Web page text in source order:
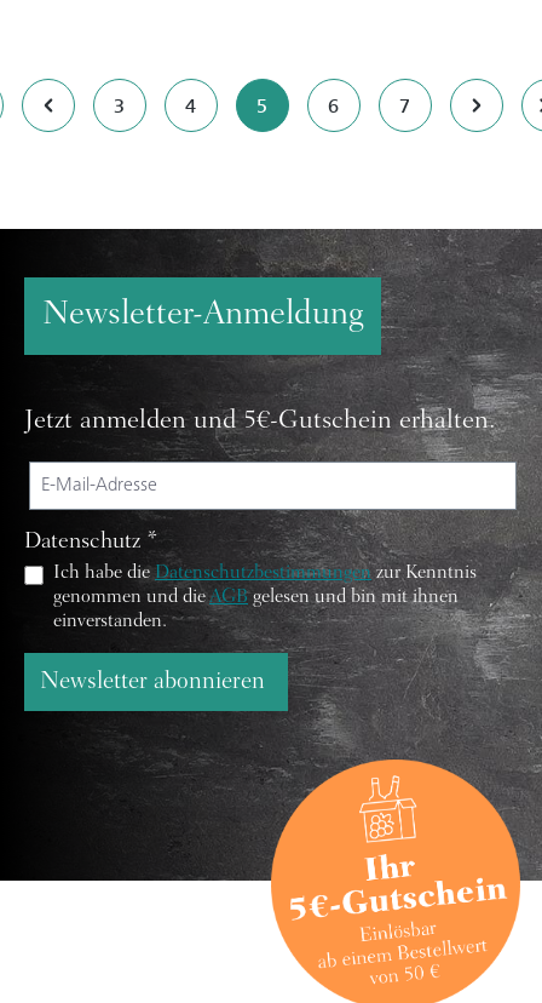
Seite
3 Seite
4 Seite
5 Seite
6 Seite
7
Newsletter-Anmeldung
Jetzt anmelden und 5€-Gutschein erhalten.
Datenschutz *
Ich habe dieDatenschutzbestimmungenzur Kenntnis
genommen und dieAGBgelesen und bin mit ihnen
einverstanden.
Newsletter abonnieren